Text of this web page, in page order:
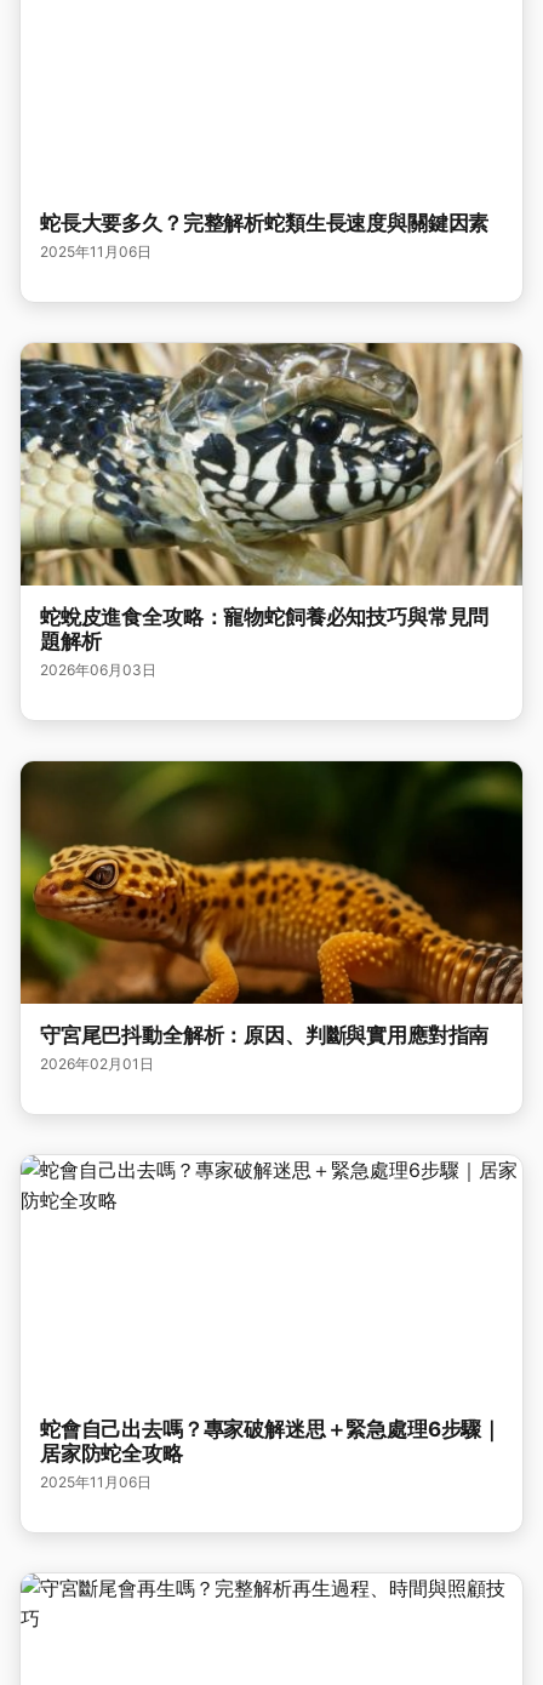
蛇長大要多久？完整解析蛇類生長速度與關鍵因素
2025年11月06日
蛇蛻皮進食全攻略：寵物蛇飼養必知技巧與常見問
題解析
2026年06月03日
守宮尾巴抖動全解析：原因、判斷與實用應對指南
2026年02月01日
蛇會自己出去嗎？專家破解迷思＋緊急處理6步驟｜
居家防蛇全攻略
2025年11月06日